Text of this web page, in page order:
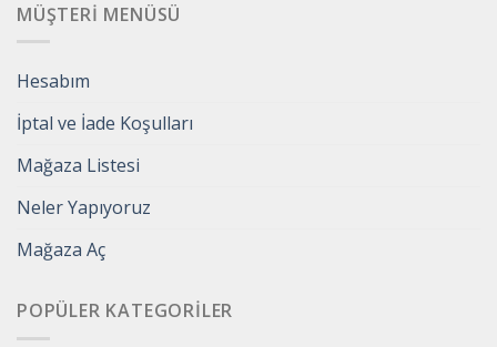
MÜŞTERI MENÜSÜ
Hesabım
İptal ve İade Koşulları
Mağaza Listesi
Neler Yapıyoruz
Mağaza Aç
POPÜLER KATEGORILER